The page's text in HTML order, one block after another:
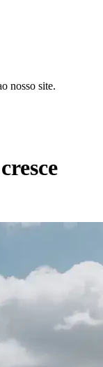
nosso site.